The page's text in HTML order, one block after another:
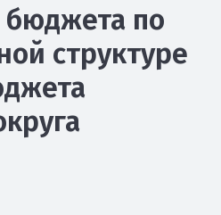
по
структуре